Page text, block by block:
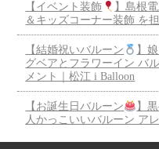
【イベント装飾
】島根
＆キッズコーナー装飾 を
【結婚祝いバルーン
】
グベアとフラワーイン バ
メント｜松江 i Balloon
【お誕生日バルーン 】
人かっこいいバルーン ア